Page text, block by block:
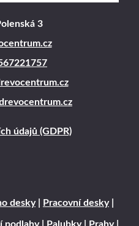
3
údajů (GDPR)
desky| Pracovní desky|
podlahy| Palubky| Prahy|